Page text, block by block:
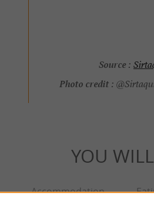
Source :
Photo credit :
YOU
Accommodation